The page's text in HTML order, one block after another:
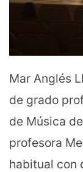
Mar Anglés
de grado
de Música
profesora
habitual con